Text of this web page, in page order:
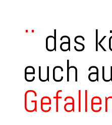
¨ das
euch